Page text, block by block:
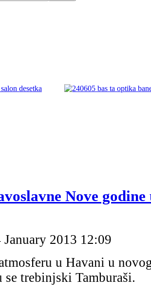
Nove
2013 12:09
u Havani u
trebinjski Tamburaši.